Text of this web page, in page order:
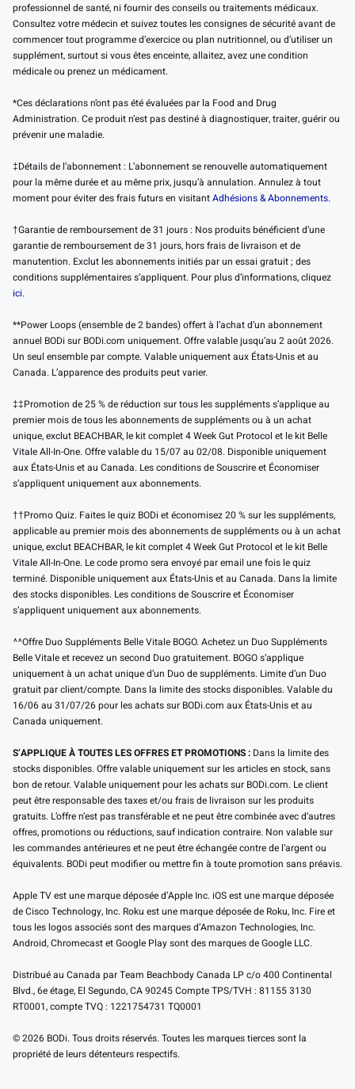
professionnel de santé, ni fournir des conseils ou traitements médicaux.
Consultez votre médecin et suivez toutes les consignes de sécurité avant de
commencer tout programme d’exercice ou plan nutritionnel, ou d’utiliser un
supplément, surtout si vous êtes enceinte, allaitez, avez une condition
médicale ou prenez un médicament.
*Ces déclarations n’ont pas été évaluées par la Food and Drug
Administration. Ce produit n’est pas destiné à diagnostiquer, traiter, guérir ou
prévenir une maladie.
‡Détails de l’abonnement : L’abonnement se renouvelle automatiquement
pour la même durée et au même prix, jusqu’à annulation. Annulez à tout
moment pour éviter des frais futurs en visitantAdhésions & Abonnements.
†Garantie de remboursement de 31 jours : Nos produits bénéficient d’une
garantie de remboursement de 31 jours, hors frais de livraison et de
manutention. Exclut les abonnements initiés par un essai gratuit ; des
conditions supplémentaires s’appliquent. Pour plus d’informations, cliquez
ici.
**Power Loops (ensemble de 2 bandes) offert à l’achat d’un abonnement
annuel BODi sur BODi.com uniquement. Offre valable jusqu’au 2 août 2026.
Un seul ensemble par compte. Valable uniquement aux États-Unis et au
Canada. L’apparence des produits peut varier.
‡‡Promotion de 25 % de réduction sur tous les suppléments s’applique au
premier mois de tous les abonnements de suppléments ou à un achat
unique, exclut BEACHBAR, le kit complet 4 Week Gut Protocol et le kit Belle
Vitale All-In-One. Offre valable du 15/07 au 02/08. Disponible uniquement
aux États-Unis et au Canada. Les conditions de Souscrire et Économiser
s’appliquent uniquement aux abonnements.
††Promo Quiz. Faites le quiz BODi et économisez 20 % sur les suppléments,
applicable au premier mois des abonnements de suppléments ou à un achat
unique, exclut BEACHBAR, le kit complet 4 Week Gut Protocol et le kit Belle
Vitale All-In-One. Le code promo sera envoyé par email une fois le quiz
terminé. Disponible uniquement aux États-Unis et au Canada. Dans la limite
des stocks disponibles. Les conditions de Souscrire et Économiser
s’appliquent uniquement aux abonnements.
^^Offre Duo Suppléments Belle Vitale BOGO. Achetez un Duo Suppléments
Belle Vitale et recevez un second Duo gratuitement. BOGO s’applique
uniquement à un achat unique d’un Duo de suppléments. Limite d’un Duo
gratuit par client/compte. Dans la limite des stocks disponibles. Valable du
16/06 au 31/07/26 pour les achats sur BODi.com aux États-Unis et au
Canada uniquement.
S’APPLIQUE À TOUTES LES OFFRES ET PROMOTIONS : Dans la limite des
stocks disponibles. Offre valable uniquement sur les articles en stock, sans
bon de retour. Valable uniquement pour les achats sur BODi.com. Le client
peut être responsable des taxes et/ou frais de livraison sur les produits
gratuits. L’offre n’est pas transférable et ne peut être combinée avec d’autres
offres, promotions ou réductions, sauf indication contraire. Non valable sur
les commandes antérieures et ne peut être échangée contre de l’argent ou
équivalents. BODi peut modifier ou mettre fin à toute promotion sans préavis.
Apple TV est une marque déposée d’Apple Inc. iOS est une marque déposée
de Cisco Technology, Inc. Roku est une marque déposée de Roku, Inc. Fire et
tous les logos associés sont des marques d’Amazon Technologies, Inc.
Android, Chromecast et Google Play sont des marques de Google LLC.
Distribué au Canada par Team Beachbody Canada LP c/o 400 Continental
Blvd., 6e étage, El Segundo, CA 90245 Compte TPS/TVH : 81155 3130
RT0001, compte TVQ : 1221754731 TQ0001
© 2026 BODi. Tous droits réservés. Toutes les marques tierces sont la
propriété de leurs détenteurs respectifs.